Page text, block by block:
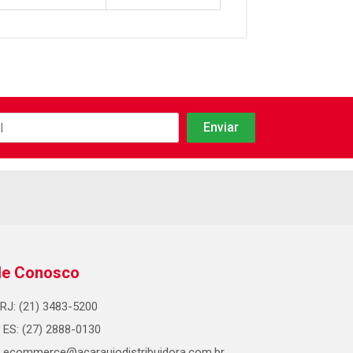
Conosco
RJ: (21) 3483-5200
ES: (27) 2888-0130